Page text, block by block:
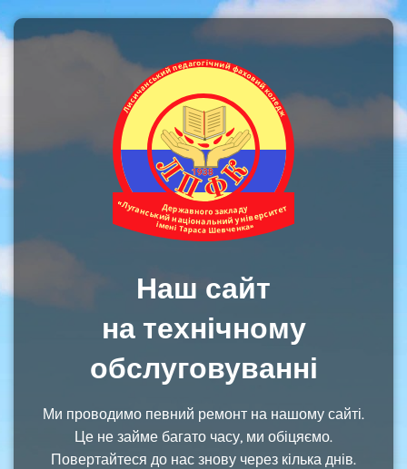
Наш сайт
на технічному
обслуговуванні
Ми проводимо певний ремонт на нашому сайті.
Це не займе багато часу, ми обіцяємо.
Повертайтеся до нас знову через кілька днів.